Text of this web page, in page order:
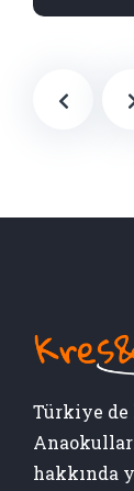
Türkiye de
hakkında